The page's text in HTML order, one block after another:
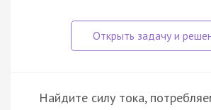
Найдите силу тока,